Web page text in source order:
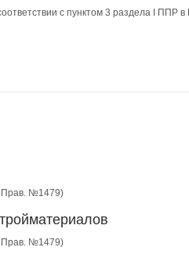
с пунктом 3 раздела I
Прав. №1479)
Прав. №1479)